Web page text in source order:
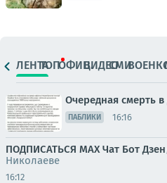
ЛЕНТАТОПОФИЦ.ВИДЕОСМИ
Очередная смерть
ПАБЛИКИ 16:16
ПОДПИСАТЬСЯ МАХ Чат Бот Дзен
Николаеве
16:12